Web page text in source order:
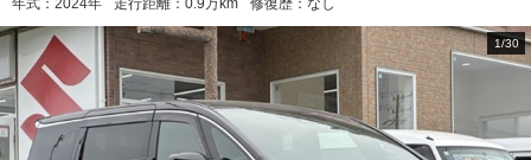
年式： 2024年 走行距離： 0.9万km 修復歴： なし
1/30